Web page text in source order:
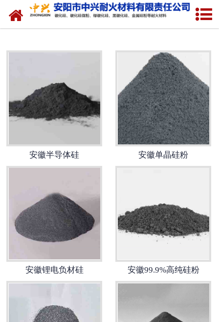
网站首页
安徽金属硅粉
安徽绿碳化硅微粉
安徽碳化硅微粉
安徽绿碳化硅
安徽黑碳化硅
安徽中兴耐火材料
安徽半导体硅 安徽单晶硅粉
安徽锂电负材硅 安徽99.9%高纯硅粉